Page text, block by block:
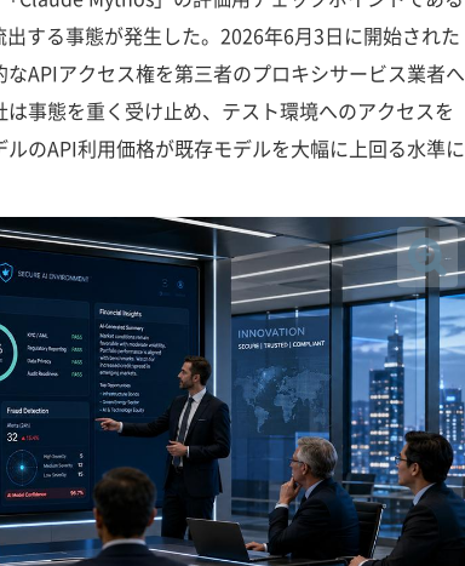
する事態が発生した。2026年6月3日に開始された
APIアクセス権を第三者のプロキシサービス業者へ
事態を重く受け止め、テスト環境へのアクセスを
のAPI利用価格が既存モデルを大幅に上回る水準に